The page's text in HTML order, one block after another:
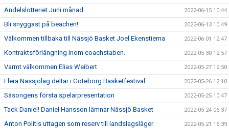
Andelslotteriet Juni månad 2022-06-15 10:44
Bli snyggast på beachen! 2022-06-13 10:49
Välkommen tillbaka till Nässjö Basket Joel Ekenstierna 2022-06-01 12:47
Kontraktsförlängning inom coachstaben. 2022-05-30 12:57
Varmt välkommen Elias Weibert 2022-05-27 12:50
Flera Nässjölag deltar i Göteborg Basketfestival 2022-05-26 12:10
Säsongens första spelarpresentation 2022-05-25 10:47
Tack Daniel! Daniel Hansson lämnar Nässjö Basket 2022-05-24 06:37
Anton Politis uttagen som reserv till landslagsläger 2022-05-21 16:39